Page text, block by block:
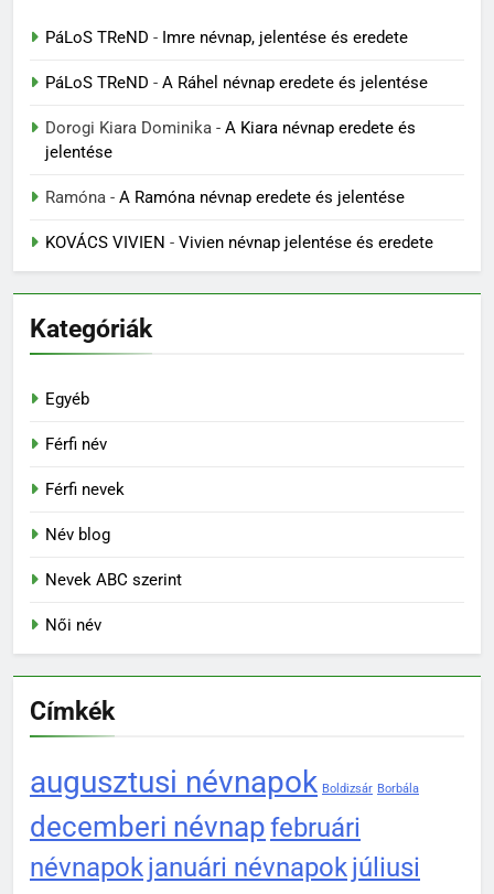
PáLoS TReND - Imre névnap, jelentése és eredete
PáLoS TReND - A Ráhel névnap eredete és jelentése
Dorogi Kiara Dominika - A Kiara névnap eredete és
jelentése
Ramóna - A Ramóna névnap eredete és jelentése
KOVÁCS VIVIEN - Vivien névnap jelentése és eredete
Kategóriák
Egyéb
Férfi név
Férfi nevek
Név blog
Nevek ABC szerint
Női név
Címkék
augusztusi névnapok Boldizsár Borbála
decemberi névnapfebruári
névnapokjanuári névnapokjúliusi